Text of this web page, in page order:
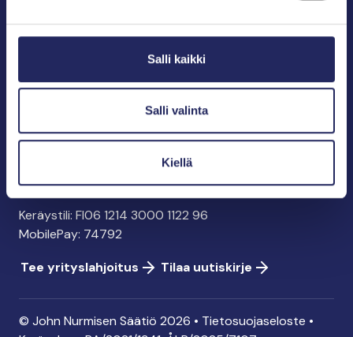
Salli kaikki
Salli valinta
Kiellä
info@jnfoundation.fi
Kaikki yhteystiedot
Tee lahjoitus
Keräystili: FI06 1214 3000 1122 96
MobilePay: 74792
Tee yrityslahjoitus
Tilaa uutiskirje
© John Nurmisen Säätiö 2026 • Tietosuojaseloste •